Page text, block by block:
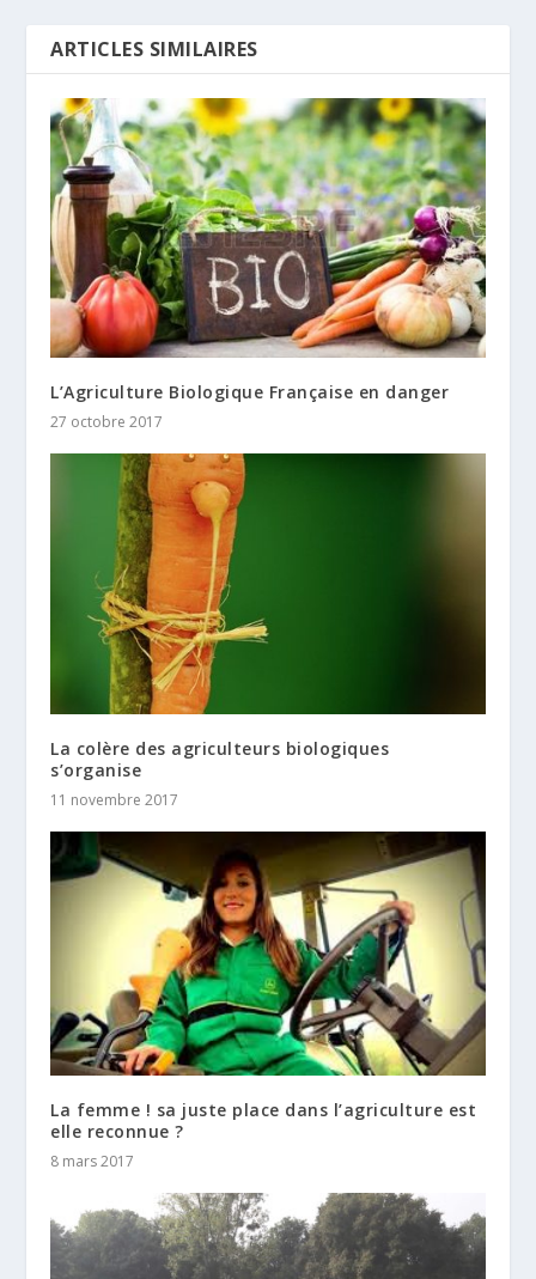
ARTICLES SIMILAIRES
L’Agriculture Biologique Française en danger
27 octobre 2017
La colère des agriculteurs biologiques
s’organise
11 novembre 2017
La femme ! sa juste place dans l’agriculture est
elle reconnue ?
8 mars 2017